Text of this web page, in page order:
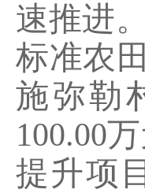
速推进
标准农
施弥勒
100.00
提升项